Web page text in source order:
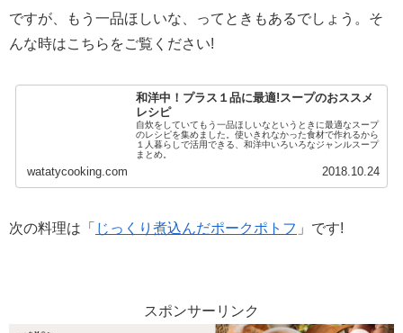
ですが、もう一品ほしいな、ってときもあるでしょう。そ
んな時はこちらをご覧ください!
和洋中！プラス１品に最適!スープのおススメ
レシピ
自炊をしていてもう一品ほしいなというときに最適なスープ
のレシピを集めました。使いきれなかった食材で作れるから
１人暮らしで活用できる、和洋中いろいろなジャンルスープ
まとめ。
watatycooking.com 2018.10.24
次の料理は「 じっくり煮込んだポークポトフ 」です!
スポンサーリンク